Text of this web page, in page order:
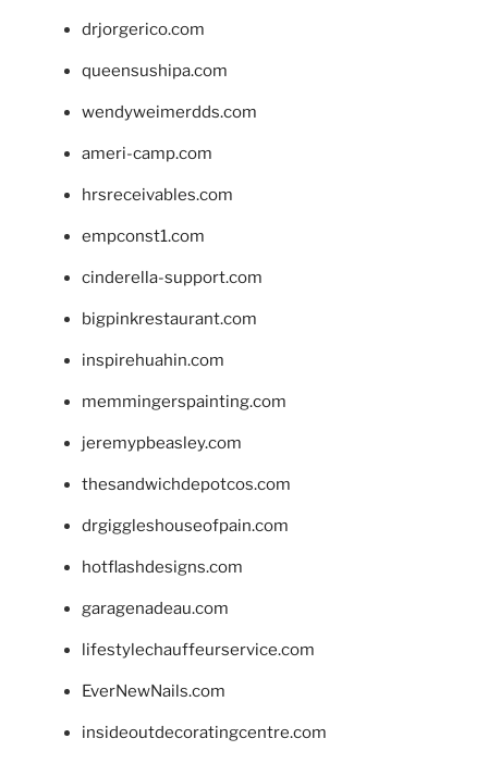
drjorgerico.com
queensushipa.com
wendyweimerdds.com
ameri-camp.com
hrsreceivables.com
empconst1.com
cinderella-support.com
bigpinkrestaurant.com
inspirehuahin.com
memmingerspainting.com
jeremypbeasley.com
thesandwichdepotcos.com
drgiggleshouseofpain.com
hotflashdesigns.com
garagenadeau.com
lifestylechauffeurservice.com
EverNewNails.com
insideoutdecoratingcentre.com